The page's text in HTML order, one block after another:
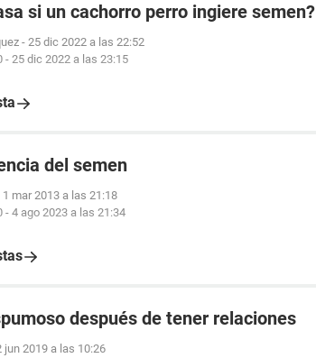
si un cachorro perro ingiere semen?
- 25 dic 2022 a las 22:52
- 25 dic 2022 a las 23:15
del semen
1 mar 2013 a las 21:18
- 4 ago 2023 a las 21:34
después de tener relaciones
jun 2019 a las 10:26